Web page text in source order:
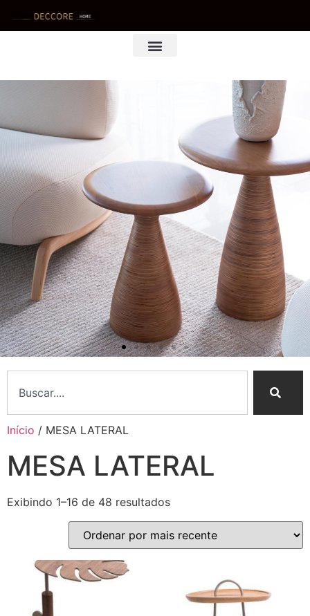
Curadoria sofisticada e
atendimento personalizado
Conheça
Início / MESA LATERAL
MESA LATERAL
Exibindo 1–16 de 48 resultados